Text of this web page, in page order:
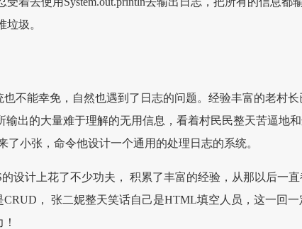
圾。
不能幸免，自然也遇到了日志的问题。经验丰富的老村长
输出的大量难于理解的无用信息，看着村民民整天苦逼地
了小张，命令他设计一个通用的处理日志的系统。
设计上花了不少功夫， 积累了丰富的经验，从那以后一直
CRUD， 张二妮整天笑话自己是HTML填空人员，这一回一